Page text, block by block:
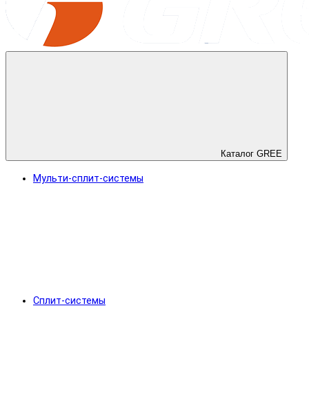
Каталог GREE
Мульти-сплит-системы
Сплит-системы